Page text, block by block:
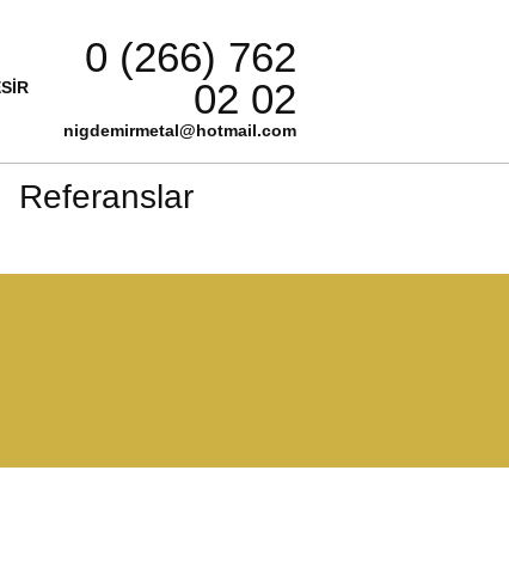
0 (266) 762
02 02
nigdemirmetal@hotmail.com
Referanslar